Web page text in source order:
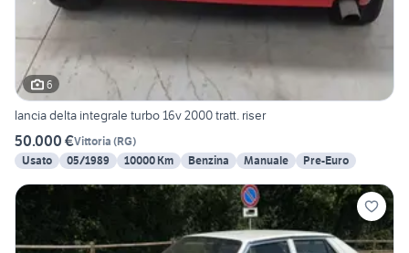
6
lancia delta integrale turbo 16v 2000 tratt. riser
50.000 €Vittoria (RG)
Usato
05/1989 10000 Km Benzina Manuale Pre-Euro